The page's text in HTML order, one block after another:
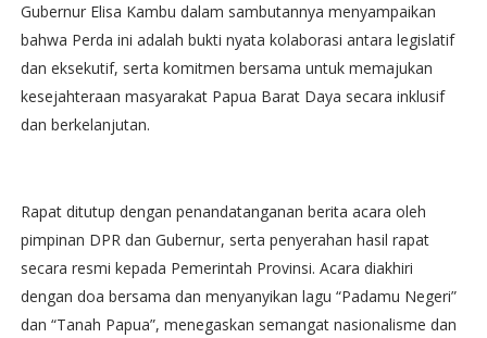
Gubernur Elisa Kambu dalam sambutannya menyampaikan
bahwa Perda ini adalah bukti nyata kolaborasi antara legislatif
dan eksekutif, serta komitmen bersama untuk memajukan
kesejahteraan masyarakat Papua Barat Daya secara inklusif
dan berkelanjutan.
Rapat ditutup dengan penandatanganan berita acara oleh
pimpinan DPR dan Gubernur, serta penyerahan hasil rapat
secara resmi kepada Pemerintah Provinsi. Acara diakhiri
dengan doa bersama dan menyanyikan lagu “Padamu Negeri”
dan “Tanah Papua”, menegaskan semangat nasionalisme dan